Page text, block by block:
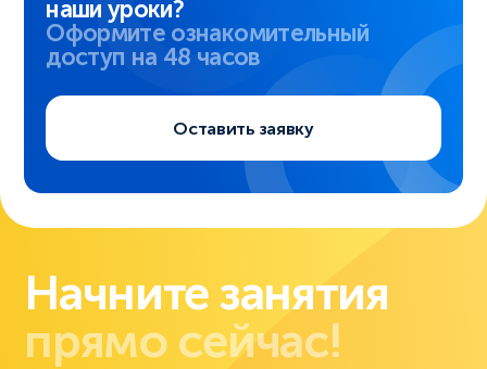
наши уроки?
Оформите ознакомительный
доступ на 48 часов
Оставить заявку
Начните занятия
прямо сейчас!